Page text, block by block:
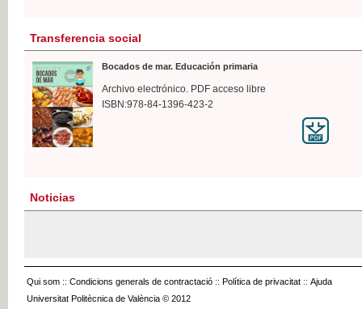
Transferencia social
Bocados de mar. Educación primaria
Archivo electrónico. PDF acceso libre
ISBN:978-84-1396-423-2
Noticias
Qui som :: Condicions generals de contractació :: Política de privacitat :: Ajuda
Universitat Politècnica de València © 2012